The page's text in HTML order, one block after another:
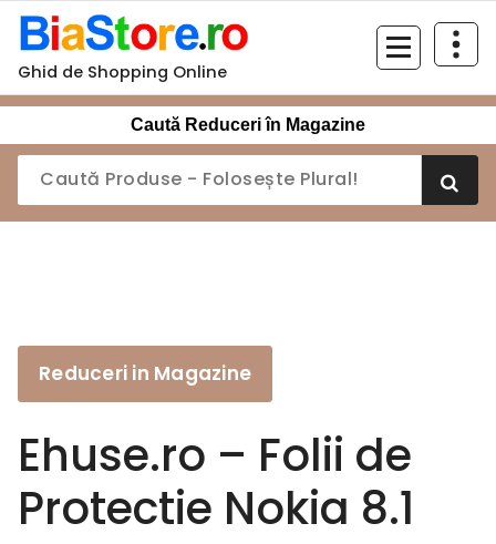
Sari
conținut
Ghid de Shopping Online
Caută Reduceri în Magazine
Reduceri in Magazine
Ehuse.ro – Folii de
Protectie Nokia 8.1